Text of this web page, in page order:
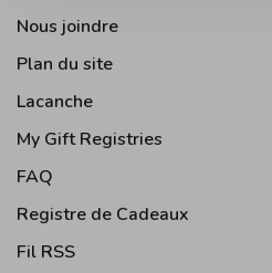
Nous joindre
Plan du site
Lacanche
My Gift Registries
FAQ
Registre de Cadeaux
Fil RSS